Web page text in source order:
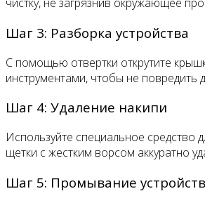
Шаг 3: Разборка устройства
С помощью отвертки открутите
инструментами, чтобы не повредить
Шаг 4: Удаление накипи
Используйте специальное средство
щетки с жестким ворсом аккуратно
Шаг 5: Промывание